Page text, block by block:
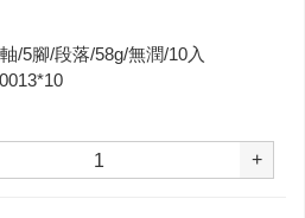
/5腳/段落/58g/無潤/10入
+